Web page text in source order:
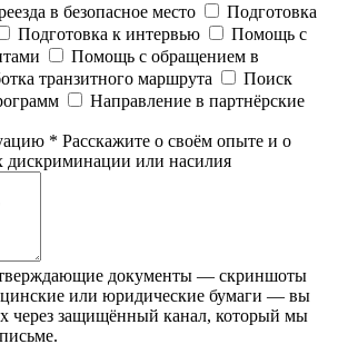
в безопасное место
Подготовка
Подготовка к интервью
Помощь с
Помощь с обращением в
транзитного маршрута
Поиск
Направление в партнёрские
* Расскажите о своём опыте и о
дискриминации или насилия
документы — скриншоты
или юридические бумаги — вы
через защищённый канал, который мы